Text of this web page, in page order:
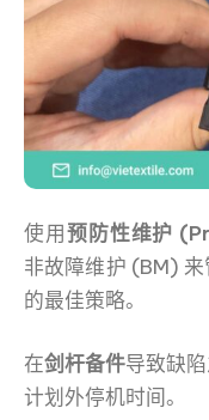
使用预防性维护
非故障维护 (BM)
的最佳策略。
在剑杆备件导致缺
计划外停机时间。